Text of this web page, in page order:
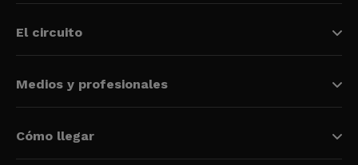
El circuito
Medios y profesionales
Cómo llegar